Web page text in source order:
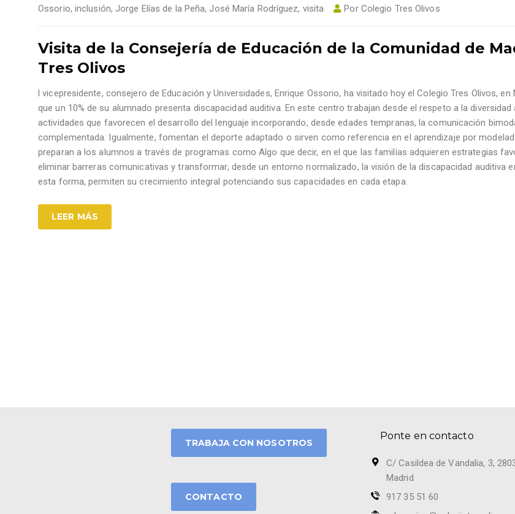
Ossorio, inclusión,Jorge Elías de la Peña,José María Rodríguez, visita Por Colegio Tres Olivos
Visita de la Consejería de Educación de la Comunidad de
Tres Olivos
l vicepresidente, consejero de Educación y Universidades, Enrique Ossorio, ha visitado hoy el Colegio Tres Olivos, en
que un 10% de su alumnado presenta discapacidad auditiva. En este centro trabajan desde el respeto a la diversidad
actividades que favorecen el desarrollo del lenguaje incorporando, desde edades tempranas, la comunicación
complementada. Igualmente, fomentan el deporte adaptado o sirven como referencia en el aprendizaje por
preparan a los alumnos a través de programas como Algo que decir, en el que las familias adquieren estrategias
eliminar barreras comunicativas y transformar, desde un entorno normalizado, la visión de la discapacidad auditiva
esta forma, permiten su crecimiento integral potenciando sus capacidades en cada etapa.
LEER MÁS
TRABAJA CON NOSOTROS
CONTACTO
Ponte en contacto
C/ Casildea de Vandalia, 3,
Madrid
917 35 51 60